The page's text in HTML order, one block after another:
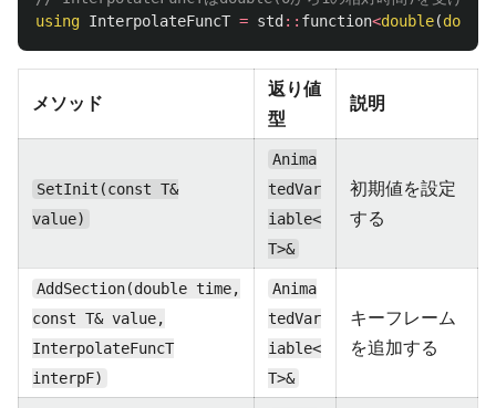
using InterpolateFuncT = std :: function<double(double
メソッド
返り値
型
説明
SetInit(const T&
value)
Anima
tedVar
iable<
T>&
初期値を設定
する
AddSection(double time,
const T& value,
InterpolateFuncT
interpF)
Anima
tedVar
iable<
T>&
キーフレーム
を追加する